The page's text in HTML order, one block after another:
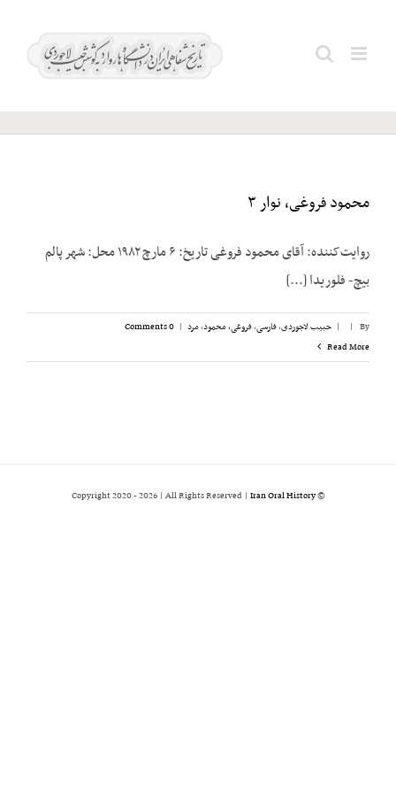
آراسته؛
محمود فروغی، نوار ۳
روایت‌کننده: آقای محمود فروغی تاریخ: ۶ مارچ ۱۹۸۲ محل: شهر پالم
بیچ- فلوریدا [...]
By
|
| حبیب لاجوردی,فارسی,فروغی، محمود,مرد |
0 Comments
Read More
© Copyright 2020 -
2026 | All Rights Reserved | Iran Oral History